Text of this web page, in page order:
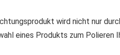
wird nicht nur
eines Produkts zum